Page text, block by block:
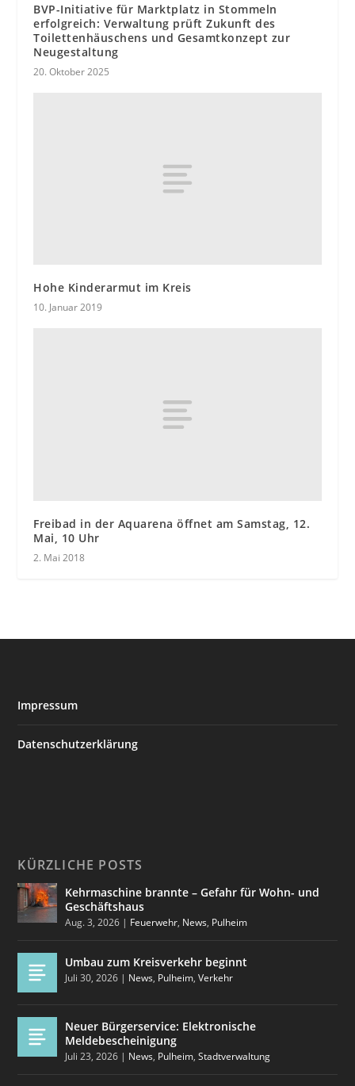
BVP-Initiative für Marktplatz in Stommeln
erfolgreich: Verwaltung prüft Zukunft des
Toilettenhäuschens und Gesamtkonzept zur
Neugestaltung
20. Oktober 2025
Hohe Kinderarmut im Kreis
10. Januar 2019
Freibad in der Aquarena öffnet am Samstag, 12.
Mai, 10 Uhr
2. Mai 2018
Impressum
Datenschutzerklärung
KÜRZLICHE POSTS
Kehrmaschine brannte – Gefahr für Wohn- und
Geschäftshaus
Aug. 3, 2026 | Feuerwehr, News, Pulheim
Umbau zum Kreisverkehr beginnt
Juli 30, 2026 | News, Pulheim,Verkehr
Neuer Bürgerservice: Elektronische
Meldebescheinigung
Juli 23, 2026 | News, Pulheim,Stadtverwaltung